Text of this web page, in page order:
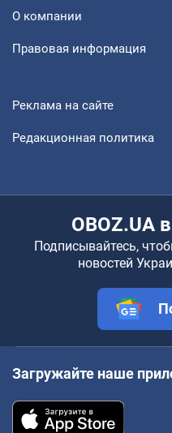
О компании
Правовая информация
Реклама на сайте
Редакционная политика
OBOZ.UA
Подписывайтесь,
новостей
Загружайте наше